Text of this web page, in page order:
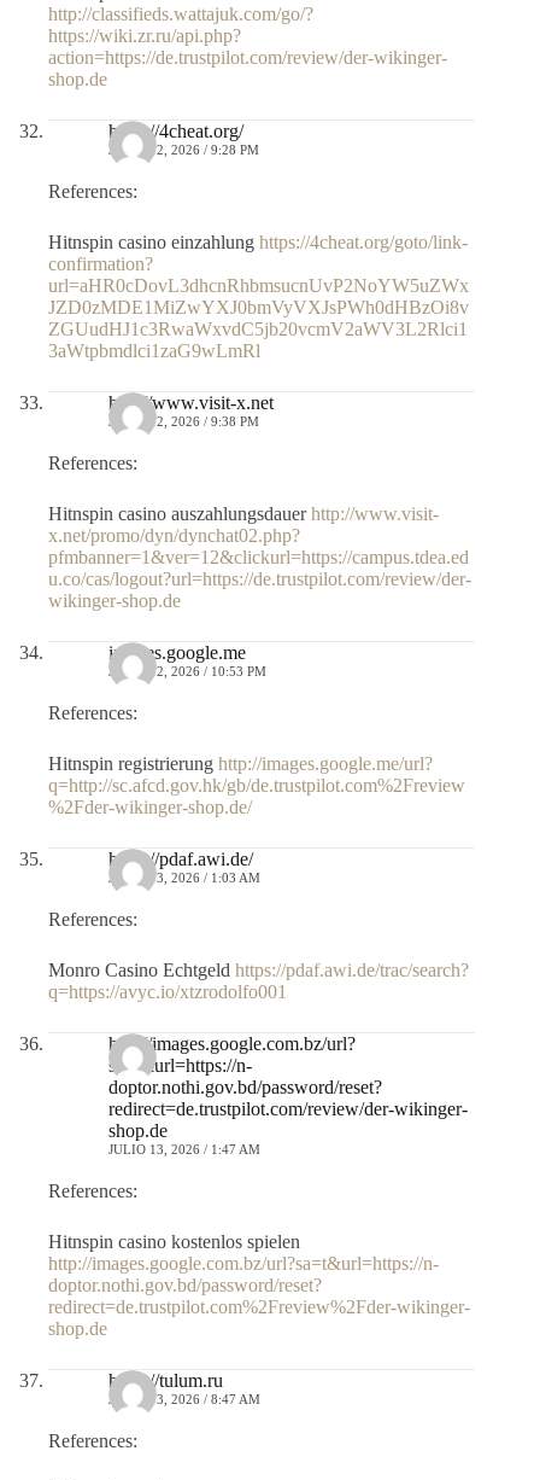
http://classifieds.wattajuk.com/go/?
https://wiki.zr.ru/api.php?
action=https://de.trustpilot.com/review/der-wikinger-
shop.de
https://4cheat.org/
JULIO 12, 2026 / 9:28 PM
References:
Hitnspin casino einzahlung https://4cheat.org/goto/link-
confirmation?
url=aHR0cDovL3dhcnRhbmsucnUvP2NoYW5uZWx
JZD0zMDE1MiZwYXJ0bmVyVXJsPWh0dHBzOi8v
ZGUudHJ1c3RwaWxvdC5jb20vcmV2aWV3L2Rlci1
3aWtpbmdlci1zaG9wLmRl
http://www.visit-x.net
JULIO 12, 2026 / 9:38 PM
References:
Hitnspin casino auszahlungsdauerhttp://www.visit-
x.net/promo/dyn/dynchat02.php?
pfmbanner=1&ver=12&clickurl=https://campus.tdea.ed
u.co/cas/logout?url=https://de.trustpilot.com/review/der-
wikinger-shop.de
images.google.me
JULIO 12, 2026 / 10:53 PM
References:
Hitnspin registrierung http://images.google.me/url?
q=http://sc.afcd.gov.hk/gb/de.trustpilot.com%2Freview
%2Fder-wikinger-shop.de/
https://pdaf.awi.de/
JULIO 13, 2026 / 1:03 AM
References:
Monro Casino Echtgeld https://pdaf.awi.de/trac/search?
q=https://avyc.io/xtzrodolfo001
http://images.google.com.bz/url?
sa=t&url=https://n-
doptor.nothi.gov.bd/password/reset?
redirect=de.trustpilot.com/review/der-wikinger-
shop.de
JULIO 13, 2026 / 1:47 AM
References:
Hitnspin casino kostenlos spielen
http://images.google.com.bz/url?sa=t&url=https://n-
doptor.nothi.gov.bd/password/reset?
redirect=de.trustpilot.com%2Freview%2Fder-wikinger-
shop.de
https://tulum.ru
JULIO 13, 2026 / 8:47 AM
References: